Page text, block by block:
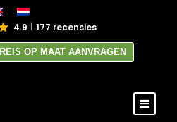
4.9 177 recensies
REIS OP MAAT AANVRAGEN